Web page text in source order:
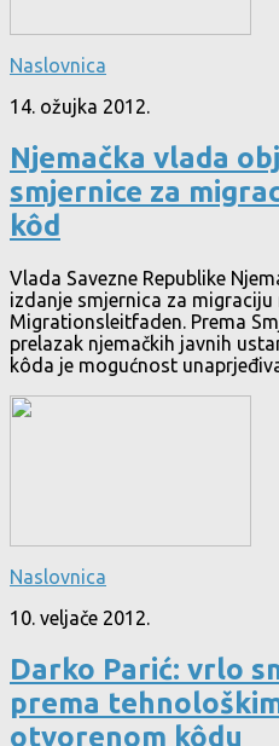
Naslovnica
14. ožujka 2012.
Njemačka vlada
smjernice za
kôd
Vlada Savezne Republike
izdanje smjernica za
Migrationsleitfaden. Prema
prelazak njemačkih javnih
kôda je mogućnost
Naslovnica
10. veljače 2012.
Darko Parić: vrlo
prema
otvorenom kôdu